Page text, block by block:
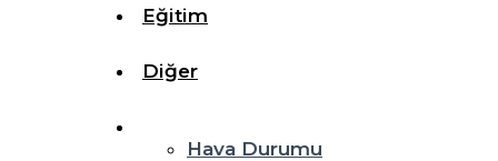
Eğitim
Diğer
Hava Durumu